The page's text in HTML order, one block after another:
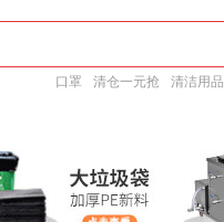
口罩 清仓一元抢 清洁用品